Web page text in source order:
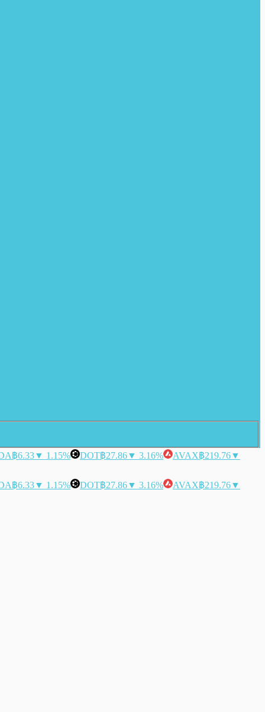
฿6.33▼ 1.15% DOT฿27.86▼ 3.16% AVAX฿219.76▼
฿6.33▼ 1.15% DOT฿27.86▼ 3.16% AVAX฿219.76▼